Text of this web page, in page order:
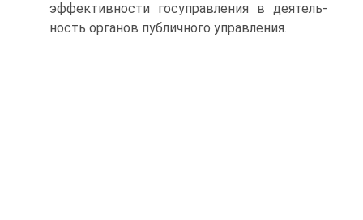
эффективности госуправления в деятель­
ность органов публичного управления.